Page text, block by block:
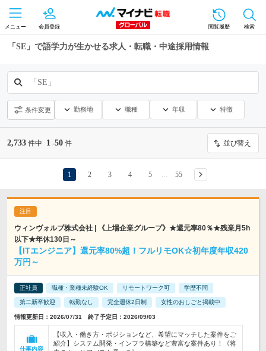
メニュー 会員登録 閲覧履歴 検索
「SE」で語学力が生かせる求人・転職・中途採用情報
「SE」
条件変更 勤務地 職種 年収 特徴
2,733 件中 1 -50 件 並び替え
1 2 3 4 5 55
ウィンヴォルブ株式会社 | 《上場企業グループ》★還元率80％★残業月5h
以下★年休130日～
【ITエンジニア】還元率80%超！フルリモOK☆初年度年収420
万円～
正社員 職種・業種未経験OK リモートワーク可 学歴不問
第二新卒歓迎 転勤なし 完全週休2日制 女性のおしごと掲載中
情報更新日：2026/07/31 終了予定日：2026/09/03
仕事内容
【収入・働き方・ポジションなど、希望にマッチした案件をご
紹介】システム開発・インフラ構築など豊富な案件あり！《将